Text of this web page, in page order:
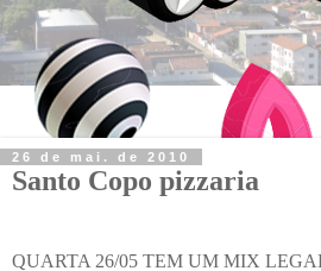
26 de mai. de 2010
Santo Copo pizzaria
QUARTA 26/05 TEM UM MIX